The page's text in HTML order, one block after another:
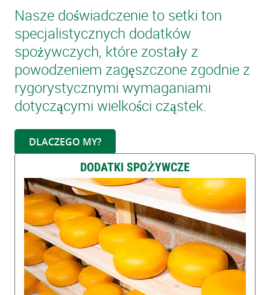
Nasze doświadczenie to setki ton
specjalistycznych dodatków
spożywczych, które zostały z
powodzeniem zagęszczone zgodnie z
rygorystycznymi wymaganiami
dotyczącymi wielkości cząstek.
DLACZEGO MY?
DODATKI SPOŻYWCZE